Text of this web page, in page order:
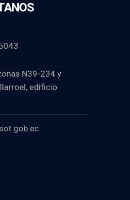
N39-234 y
edificio